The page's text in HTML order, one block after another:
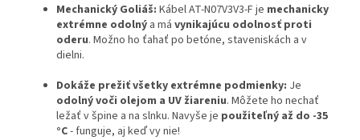
Mechanický Goliáš: Kábel AT-N07V3V3-F je mechanicky
extrémne odolný a má vynikajúcu odolnosť proti
oderu. Možno ho ťahať po betóne, staveniskách a v
dielni.
Dokáže prežiť všetky extrémne podmienky: Je
odolný voči olejom a UV žiareniu. Môžete ho nechať
ležať v špine a na slnku. Navyše je použiteľný až do -35
°C- funguje, aj keď vy nie!